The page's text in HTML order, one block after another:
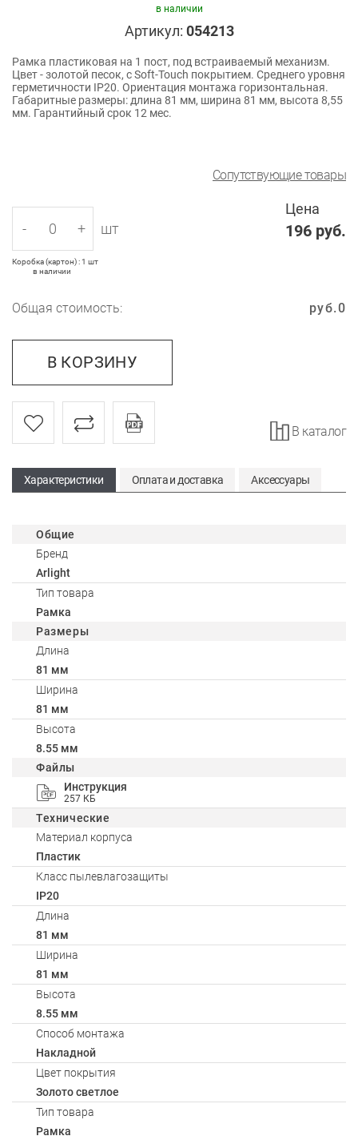
в наличии
Артикул: 054213
Рамка пластиковая на 1 пост, под встраиваемый механизм.
Цвет - золотой песок, с Soft-Touch покрытием. Среднего уровня
герметичности IP20. Ориентация монтажа горизонтальная.
Габаритные размеры: длина 81 мм, ширина 81 мм, высота 8,55
мм. Гарантийный срок 12 мес.
Сопутствующие товары
Цена
196 руб.
- + шт
Коробка (картон) : 1 шт
в наличии
Общая стоимость: 0
руб.
В КОРЗИНУ
В каталог
Характеристики Оплата и доставка Аксессуары
Общие
Бренд
Arlight
Тип товара
Рамка
Размеры
Длина
81 мм
Ширина
81 мм
Высота
8.55 мм
Файлы
Инструкция
257 КБ
Технические
Материал корпуса
Пластик
Класс пылевлагозащиты
IP20
Длина
81 мм
Ширина
81 мм
Высота
8.55 мм
Способ монтажа
Накладной
Цвет покрытия
Золото светлое
Тип товара
Рамка